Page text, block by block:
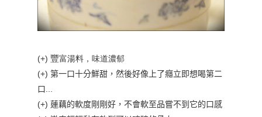
(+) 豐富湯料，味道濃郁
(+) 第一口十分鮮甜，然後好像上了癮立即想喝第二
口...
(+) 蓮藕的軟度剛剛好，不會軟至品嘗不到它的口感